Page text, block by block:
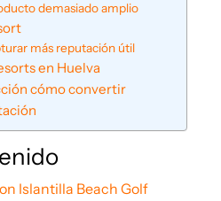
demasiado amplio
más reputación útil
en Huelva
cómo convertir
Islantilla Beach Golf